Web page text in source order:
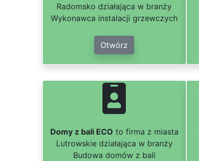
Radomsko działająca w branży
Wykonawca instalacji grzewczych
Otwórz
Domy z bali ECO to firma z miasta
Lutrowskie działająca w branży
Budowa domów z bali